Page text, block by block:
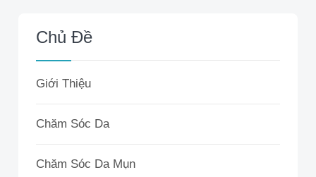
Chủ Đề
Giới Thiệu
Chăm Sóc Da
Chăm Sóc Da Mụn